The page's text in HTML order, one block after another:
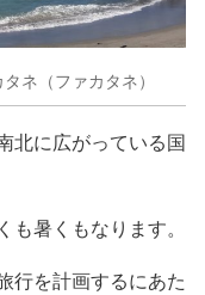
ネ（ファカタネ）
北に広がっている国
暑くもなります。
行を計画するにあた